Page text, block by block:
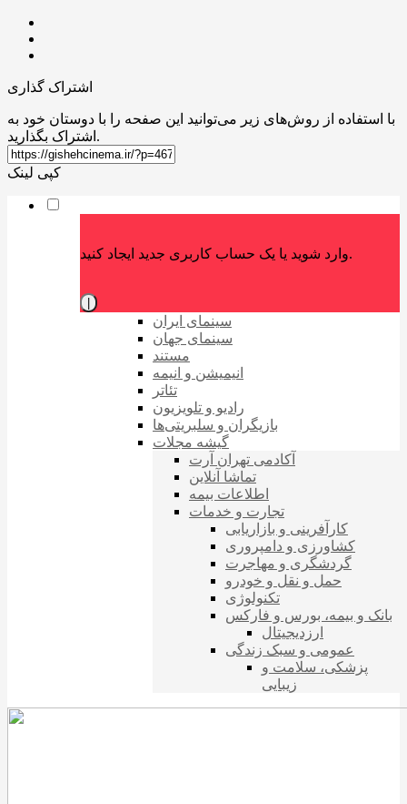
اشتراک گذاری
با استفاده از روش‌های زیر می‌توانید این صفحه را با دوستان خود به
اشتراک بگذارید.
کپی لینک
وارد شوید یا یک حساب کاربری جدید ایجاد کنید.
سینمای ایران
سینمای جهان
مستند
انیمیشن و انیمه
تئاتر
رادیو و تلویزیون
بازیگران و سلبریتی‌ها
گیشه مجلات
آکادمی تهران آرت
تماشا آنلاین
اطلاعات بیمه
تجارت و خدمات
کارآفرینی و بازاریابی
کشاورزی و دامپروری
گردشگری و مهاجرت
حمل و نقل و خودرو
تکنولوژی
بانک و بیمه، بورس و فارکس
ارزدیجیتال
عمومی و سبک زندگی
پزشکی، سلامت و
زیبایی